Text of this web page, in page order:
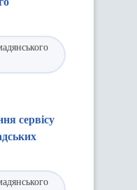
сервісу